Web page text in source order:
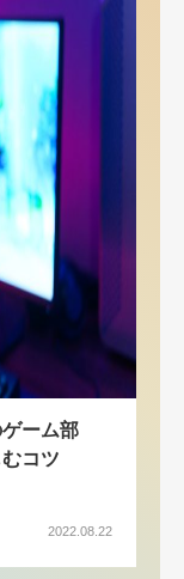
ーム部
コツ
2022.08.22